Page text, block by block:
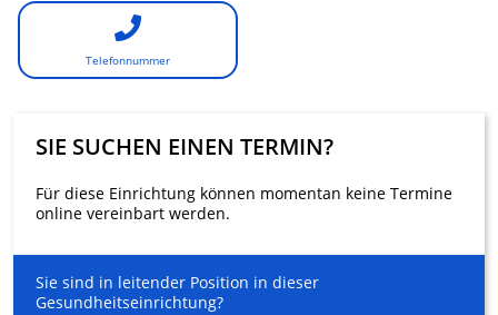
Telefonnummer
SIE SUCHEN EINEN TERMIN?
Für diese Einrichtung können momentan keine Termine
online vereinbart werden.
Sie sind in leitender Position in dieser
Gesundheitseinrichtung?